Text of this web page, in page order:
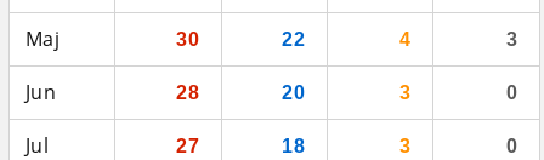
Maj 30 22 4 3
Jun 28 20 3 0
Jul 27 18 3 0